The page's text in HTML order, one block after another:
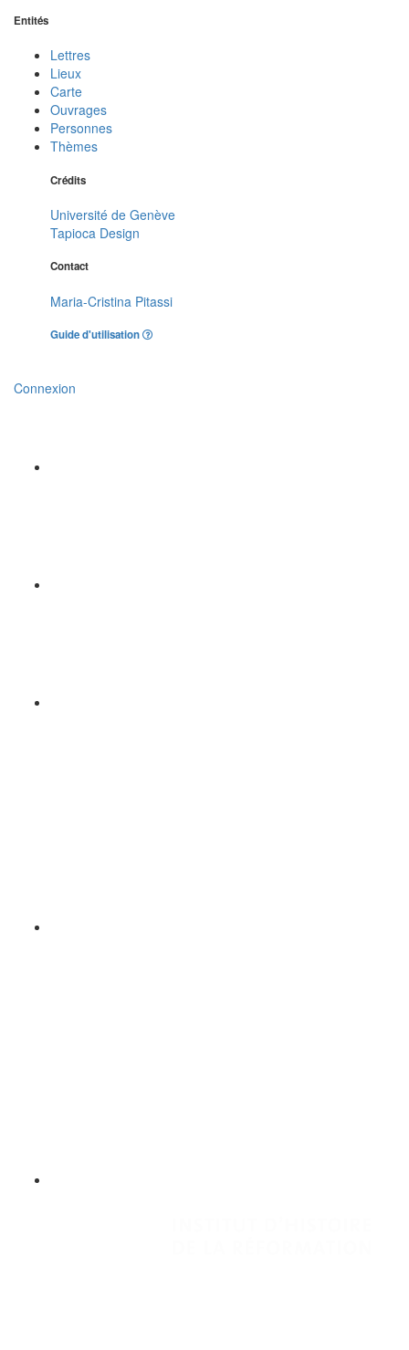
Entités
Lettres
Lieux
Carte
Ouvrages
Personnes
Thèmes
Crédits
Université de Genève
Tapioca Design
Contact
Maria-Cristina Pitassi
Guide d'utilisation
Connexion